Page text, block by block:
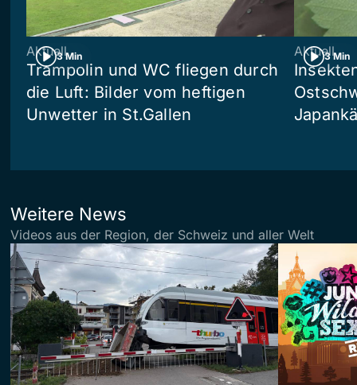
3 Min
Aktuell
Trampolin und WC fliegen durch
die Luft: Bilder vom heftigen
Unwetter in St.Gallen
3 Min
Aktuell
Weitere News
Videos aus der Region, der Schweiz und aller Welt